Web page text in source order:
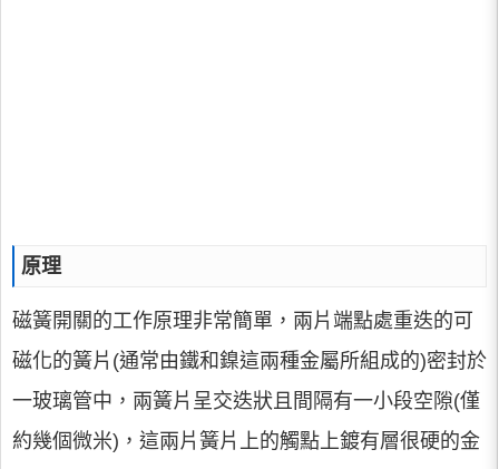
原理
磁簧開關的工作原理非常簡單，兩片端點處重迭的可
磁化的簧片(通常由鐵和鎳這兩種金屬所組成的)密封於
一玻璃管中，兩簧片呈交迭狀且間隔有一小段空隙(僅
約幾個微米)，這兩片簧片上的觸點上鍍有層很硬的金